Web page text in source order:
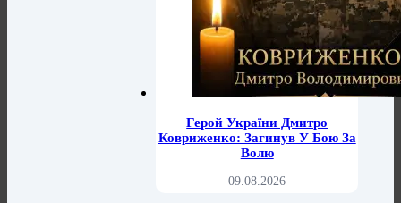
Герой України Дмитро
Ковриженко: Загинув У Бою За
Волю
09.08.2026